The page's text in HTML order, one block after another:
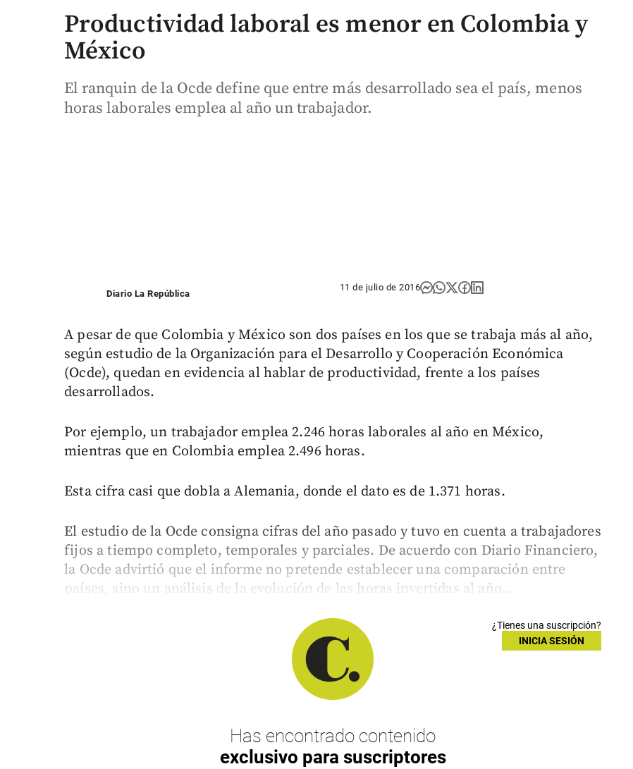
Productividad laboral es menor en Colombia y
México
El ranquin de la Ocde define que entre más desarrollado sea el país, menos
horas laborales emplea al año un trabajador.
Diario La República
11 de julio de 2016
A pesar de que Colombia y México son dos países en los que se trabaja más al año,
según estudio de la Organización para el Desarrollo y Cooperación Económica
(Ocde), quedan en evidencia al hablar de productividad, frente a los países
desarrollados.
Por ejemplo, un trabajador emplea 2.246 horas laborales al año en México,
mientras que en Colombia emplea 2.496 horas.
Esta cifra casi que dobla a Alemania, donde el dato es de 1.371 horas.
El estudio de la Ocde consigna cifras del año pasado y tuvo en cuenta a trabajadores
fijos a tiempo completo, temporales y parciales. De acuerdo con Diario Financiero,
la Ocde advirtió que el informe no pretende establecer una comparación entre
países, sino un análisis de la evolución de las horas invertidas al año...
¿Tienes una suscripción?
INICIA SESIÓN
Has encontrado contenido
exclusivo para suscriptores